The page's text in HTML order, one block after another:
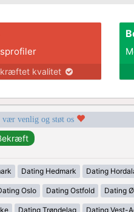
kvalitet
vær venlig og støt os
Dating Hedmark Dating
Oslo Dating Ostfold Dating
Dating Trøndelag Dating Vest-